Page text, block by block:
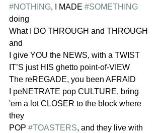
#NOTHING, I MADE #SOMETHING
doing
What I DO THROUGH and THROUGH
and
I give YOU the NEWS, with a TWIST
IT’S just HIS ghetto point-of-VIEW
The reREGADE, you been AFRAID
I peNETRATE pop CULTURE, bring
'em a lot CLOSER to the block where
they
POP #TOASTERS, and they live with